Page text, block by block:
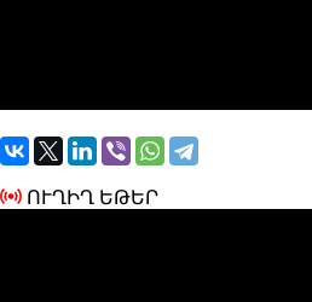
ՈՒՂԻՂ ԵԹԵՐ